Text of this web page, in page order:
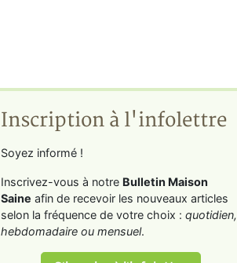
Inscription à l'infolettre
Soyez informé !
Inscrivez-vous à notre Bulletin Maison
Saine afin de recevoir les nouveaux articles
selon la fréquence de votre choix : quotidien,
hebdomadaire ou mensuel.